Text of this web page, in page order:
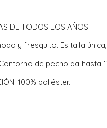
DE TODOS LOS AÑOS.
y fresquito. Es talla
Contorno de pecho da hasta
100% poliéster.